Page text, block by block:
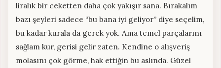
liralık bir ceketten daha çok yakışır sana. Bırakalım
bazı şeyleri sadece “bu bana iyi geliyor” diye seçelim,
bu kadar kurala da gerek yok. Ama temel parçalarını
sağlam kur, gerisi gelir zaten. Kendine o alışveriş
molasını çok görme, hak ettiğin bu aslında. Güzel